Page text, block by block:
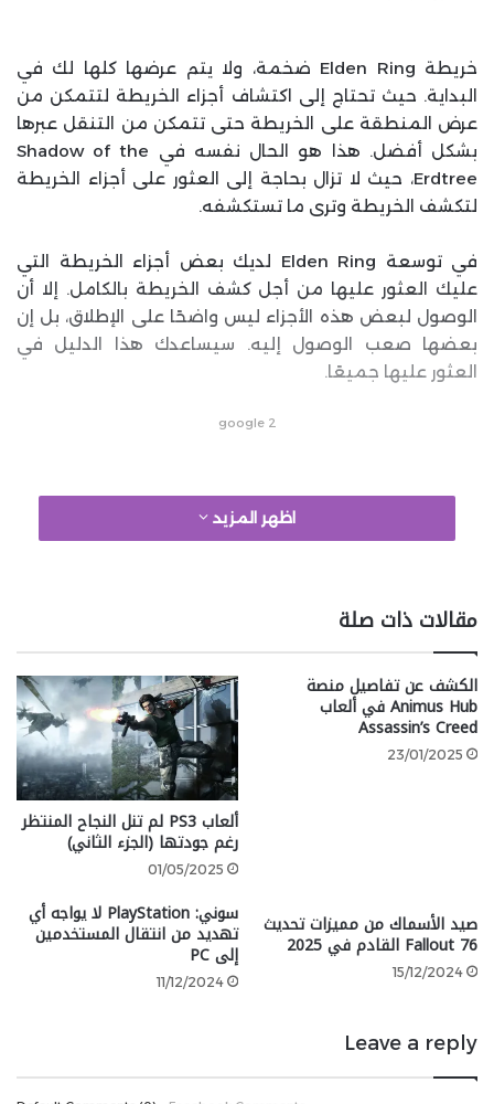
خريطة Elden Ring ضخمة، ولا يتم عرضها كلها لك في
البداية. حيث تحتاج إلى اكتشاف أجزاء الخريطة لتتمكن من
عرض المنطقة على الخريطة حتى تتمكن من التنقل عبرها
بشكل أفضل. هذا هو الحال نفسه في Shadow of the
Erdtree، حيث لا تزال بحاجة إلى العثور على أجزاء الخريطة
لتكشف الخريطة وترى ما تستكشفه.
في توسعة Elden Ring لديك بعض أجزاء الخريطة التي
عليك العثور عليها من أجل كشف الخريطة بالكامل. إلا أن
الوصول لبعض هذه الأجزاء ليس واضحًا على الإطلاق، بل إن
بعضها صعب الوصول إليه. سيساعدك هذا الدليل في
العثور عليها جميعًا.
google 2
الانتقال الآني إلى عالم الظلال، ما عليك سوى التوجه شمالًا
من أول موقع نعمة هناك، وستجدها في انتظارك
لالتقاطها.
مكان خريطة Scadu Atlus Map
الجزء الثاني من الخريطة، والذي من المحتمل أن تصادفه
بعد ذلك، هو لمنطقة Scadu Atlus ويقع شمال شرق
الخريطة السابقة. للوصول إليها، يجب عليك أولاً القيام برحلة
عبر قلعة إنسي وهزيمة ريلانا، فارس القمر التوأم أو Twin
Moon Knight.
Scadu Atlus. على بعد خطوات قليلة أمامك، ستجد جزء
الخريطة التي تريد جمعها.
اظهر المزيد
مقالات ذات صلة
الكشف عن تفاصيل منصة
Animus Hub في ألعاب
Assassin’s Creed
23/01/2025
ألعاب PS3 لم تنل النجاح المنتظر
رغم جودتها (الجزء الثاني)
01/05/2025
صيد الأسماك من مميزات تحديث
Fallout 76 القادم في 2025
15/12/2024
سوني: PlayStation لا يواجه أي
تهديد من انتقال المستخدمين
إلى PC
11/12/2024
Leave a reply